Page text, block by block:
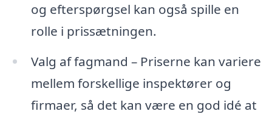
og efterspørgsel kan også spille en
rolle i prissætningen.
Valg af fagmand – Priserne kan variere
mellem forskellige inspektører og
firmaer, så det kan være en god idé at